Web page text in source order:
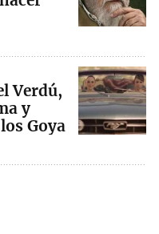
Verdú,
y
Goya